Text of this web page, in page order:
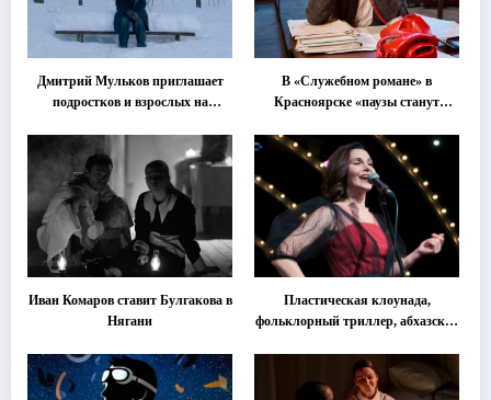
Дмитрий Мульков приглашает
подростков и взрослых на
В «Служебном романе» в
Красноярске «паузы станут
Иван Комаров ставит Булгакова в
Нягани
Пластическая клоунада,
фольклорный триллер, абхазская
втором этапе фестиваля
«Монокль»